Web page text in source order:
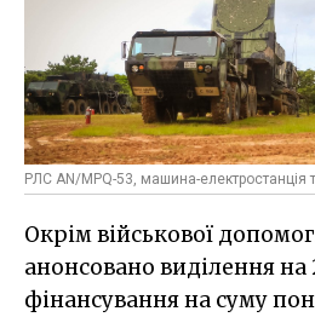
РЛС AN/MPQ-53, машина-електростанція
Окрім військової
анонсовано виділення на
фінансування на суму